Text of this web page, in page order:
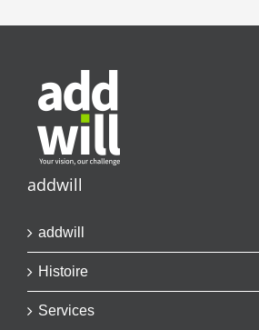
addwill
addwill
Histoire
Services